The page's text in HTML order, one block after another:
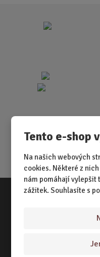
Tento e-shop
Na našich webových
cookies. Některé z
nám pomáhají vylepšit
zážitek. Souhlasíte s